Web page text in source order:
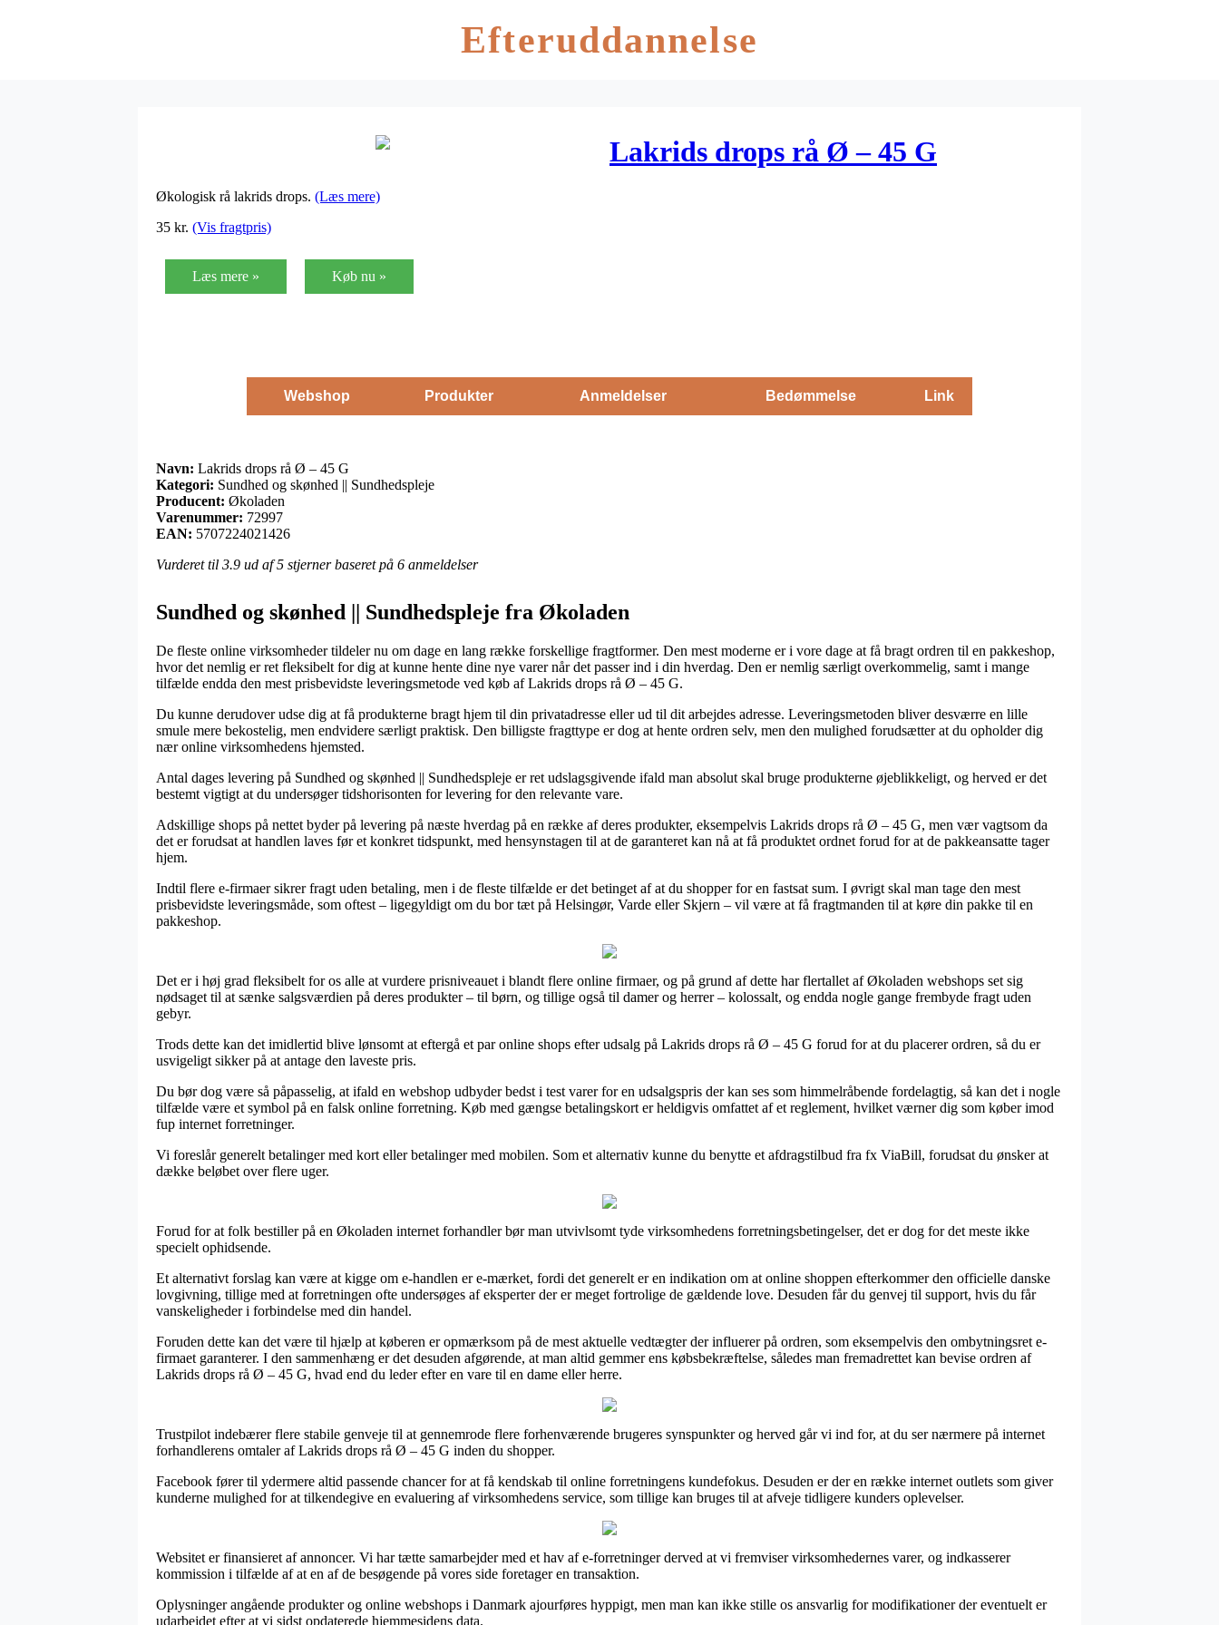
Efteruddannelse
Lakrids drops rå Ø – 45 G
Økologisk rå lakrids drops. (Læs mere)
35 kr. (Vis fragtpris)
Læs mere » Køb nu »
Webshop Produkter Anmeldelser Bedømmelse Link
Navn: Lakrids drops rå Ø – 45 G
Kategori: Sundhed og skønhed || Sundhedspleje
Producent: Økoladen
Varenummer: 72997
EAN: 5707224021426
Vurderet til 3.9 ud af 5 stjerner baseret på 6 anmeldelser
Sundhed og skønhed || Sundhedspleje fra Økoladen
De fleste online virksomheder tildeler nu om dage en lang række forskellige fragtformer. Den mest moderne er i vore dage at få bragt ordren til en pakkeshop,
hvor det nemlig er ret fleksibelt for dig at kunne hente dine nye varer når det passer ind i din hverdag. Den er nemlig særligt overkommelig, samt i mange
tilfælde endda den mest prisbevidste leveringsmetode ved køb af Lakrids drops rå Ø – 45 G.
Du kunne derudover udse dig at få produkterne bragt hjem til din privatadresse eller ud til dit arbejdes adresse. Leveringsmetoden bliver desværre en lille
smule mere bekostelig, men endvidere særligt praktisk. Den billigste fragttype er dog at hente ordren selv, men den mulighed forudsætter at du opholder dig
nær online virksomhedens hjemsted.
Antal dages levering på Sundhed og skønhed || Sundhedspleje er ret udslagsgivende ifald man absolut skal bruge produkterne øjeblikkeligt, og herved er det
bestemt vigtigt at du undersøger tidshorisonten for levering for den relevante vare.
Adskillige shops på nettet byder på levering på næste hverdag på en række af deres produkter, eksempelvis Lakrids drops rå Ø – 45 G, men vær vagtsom da
det er forudsat at handlen laves før et konkret tidspunkt, med hensynstagen til at de garanteret kan nå at få produktet ordnet forud for at de pakkeansatte tager
hjem.
Indtil flere e-firmaer sikrer fragt uden betaling, men i de fleste tilfælde er det betinget af at du shopper for en fastsat sum. I øvrigt skal man tage den mest
prisbevidste leveringsmåde, som oftest – ligegyldigt om du bor tæt på Helsingør, Varde eller Skjern – vil være at få fragtmanden til at køre din pakke til en
pakkeshop.
Det er i høj grad fleksibelt for os alle at vurdere prisniveauet i blandt flere online firmaer, og på grund af dette har flertallet af Økoladen webshops set sig
nødsaget til at sænke salgsværdien på deres produkter – til børn, og tillige også til damer og herrer – kolossalt, og endda nogle gange frembyde fragt uden
gebyr.
Trods dette kan det imidlertid blive lønsomt at eftergå et par online shops efter udsalg på Lakrids drops rå Ø – 45 G forud for at du placerer ordren, så du er
usvigeligt sikker på at antage den laveste pris.
Du bør dog være så påpasselig, at ifald en webshop udbyder bedst i test varer for en udsalgspris der kan ses som himmelråbende fordelagtig, så kan det i nogle
tilfælde være et symbol på en falsk online forretning. Køb med gængse betalingskort er heldigvis omfattet af et reglement, hvilket værner dig som køber imod
fup internet forretninger.
Vi foreslår generelt betalinger med kort eller betalinger med mobilen. Som et alternativ kunne du benytte et afdragstilbud fra fx ViaBill, forudsat du ønsker at
dække beløbet over flere uger.
Forud for at folk bestiller på en Økoladen internet forhandler bør man utvivlsomt tyde virksomhedens forretningsbetingelser, det er dog for det meste ikke
specielt ophidsende.
Et alternativt forslag kan være at kigge om e-handlen er e-mærket, fordi det generelt er en indikation om at online shoppen efterkommer den officielle danske
lovgivning, tillige med at forretningen ofte undersøges af eksperter der er meget fortrolige de gældende love. Desuden får du genvej til support, hvis du får
vanskeligheder i forbindelse med din handel.
Foruden dette kan det være til hjælp at køberen er opmærksom på de mest aktuelle vedtægter der influerer på ordren, som eksempelvis den ombytningsret e-
firmaet garanterer. I den sammenhæng er det desuden afgørende, at man altid gemmer ens købsbekræftelse, således man fremadrettet kan bevise ordren af
Lakrids drops rå Ø – 45 G, hvad end du leder efter en vare til en dame eller herre.
Trustpilot indebærer flere stabile genveje til at gennemrode flere forhenværende brugeres synspunkter og herved går vi ind for, at du ser nærmere på internet
forhandlerens omtaler af Lakrids drops rå Ø – 45 G inden du shopper.
Facebook fører til ydermere altid passende chancer for at få kendskab til online forretningens kundefokus. Desuden er der en række internet outlets som giver
kunderne mulighed for at tilkendegive en evaluering af virksomhedens service, som tillige kan bruges til at afveje tidligere kunders oplevelser.
Websitet er finansieret af annoncer. Vi har tætte samarbejder med et hav af e-forretninger derved at vi fremviser virksomhedernes varer, og indkasserer
kommission i tilfælde af at en af de besøgende på vores side foretager en transaktion.
Oplysninger angående produkter og online webshops i Danmark ajourføres hyppigt, men man kan ikke stille os ansvarlig for modifikationer der eventuelt er
udarbejdet efter at vi sidst opdaterede hjemmesidens data.